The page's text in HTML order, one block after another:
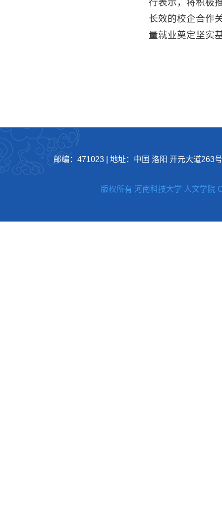
行表示，将积极
长效的校企合作
量就业奠定坚实
邮编：471023 地址：中国 洛阳 开元大道263号
版权所有 河南科技大学 人文学院